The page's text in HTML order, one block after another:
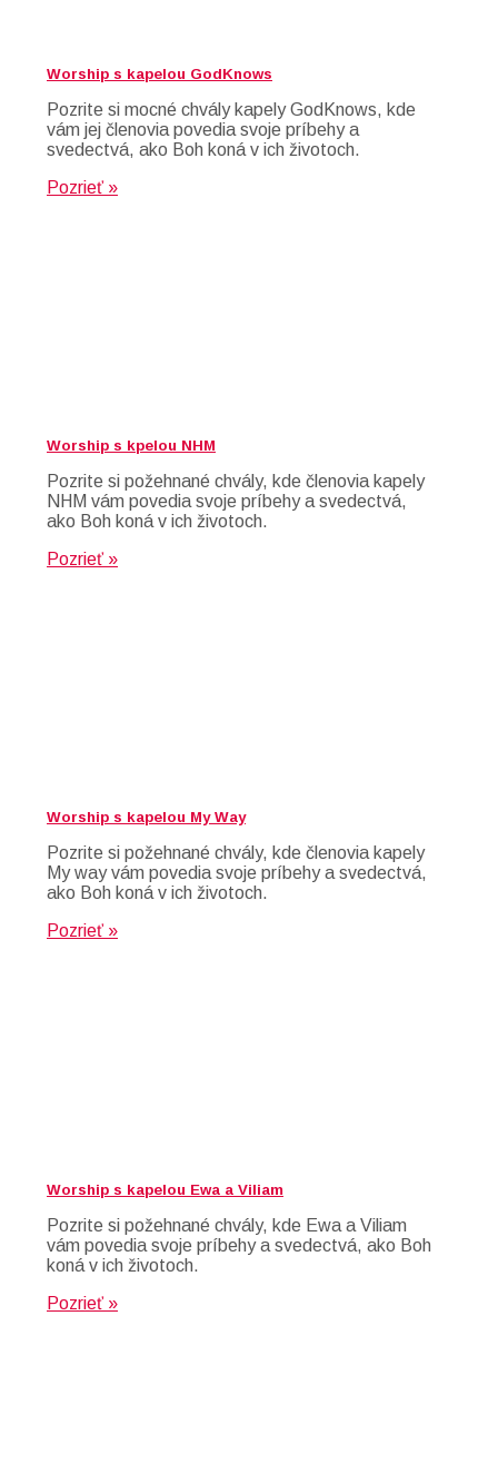
Worship s kapelou GodKnows
Pozrite si mocné chvály kapely GodKnows, kde
vám jej členovia povedia svoje príbehy a
svedectvá, ako Boh koná v ich životoch.
Pozrieť »
Worship s kpelou NHM
Pozrite si požehnané chvály, kde členovia kapely
NHM vám povedia svoje príbehy a svedectvá,
ako Boh koná v ich životoch.
Pozrieť »
Worship s kapelou My Way
Pozrite si požehnané chvály, kde členovia kapely
My way vám povedia svoje príbehy a svedectvá,
ako Boh koná v ich životoch.
Pozrieť »
Worship s kapelou Ewa a Viliam
Pozrite si požehnané chvály, kde Ewa a Viliam
vám povedia svoje príbehy a svedectvá, ako Boh
koná v ich životoch.
Pozrieť »